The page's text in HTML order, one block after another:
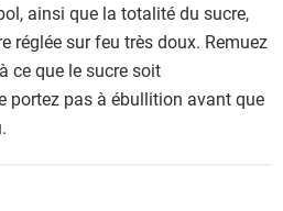
ainsi que la totalité du sucre,
réglée sur feu très doux. Remuez
ce que le sucre soit
portez pas à ébullition avant que